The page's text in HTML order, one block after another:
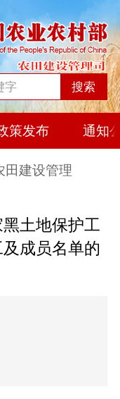
搜索
策发布 通知
田建设管理
土地保护工
成员名单的